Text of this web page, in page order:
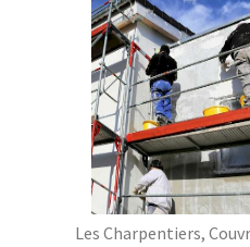
Les Charpentiers,